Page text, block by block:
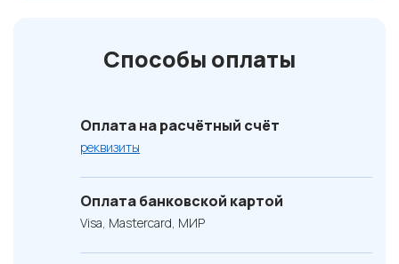
Способы оплаты
Оплата на расчётный счёт
реквизиты
Оплата банковской картой
Visa, Mastercard, МИР